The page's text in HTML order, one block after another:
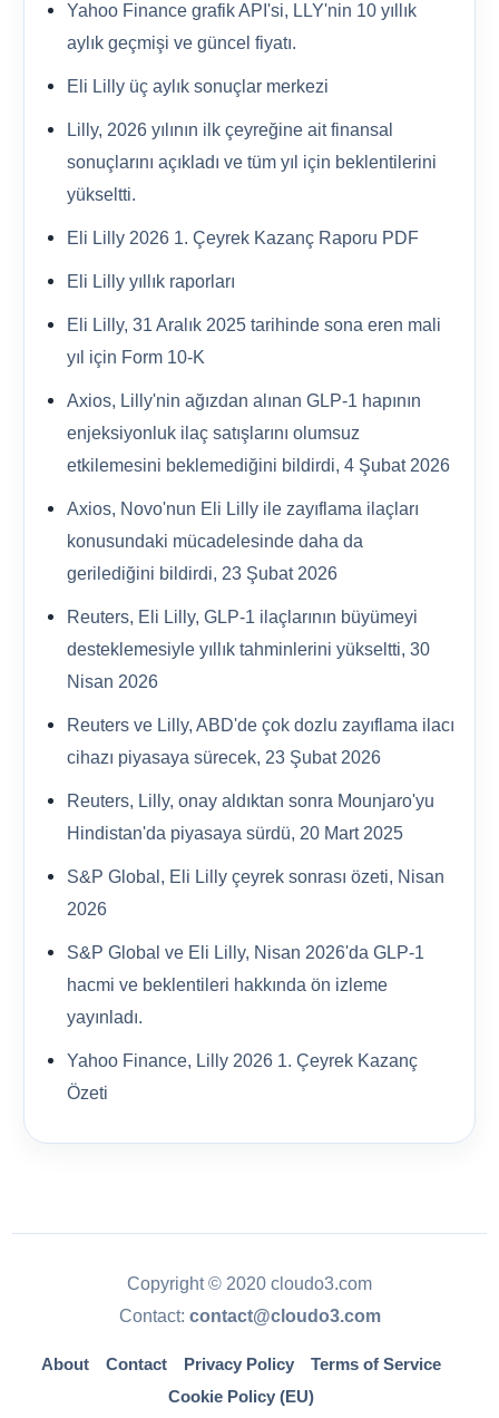
Yahoo Finance grafik API'si, LLY'nin 10 yıllık
aylık geçmişi ve güncel fiyatı.
Eli Lilly üç aylık sonuçlar merkezi
Lilly, 2026 yılının ilk çeyreğine ait finansal
sonuçlarını açıkladı ve tüm yıl için beklentilerini
yükseltti.
Eli Lilly 2026 1. Çeyrek Kazanç Raporu PDF
Eli Lilly yıllık raporları
Eli Lilly, 31 Aralık 2025 tarihinde sona eren mali
yıl için Form 10-K
Axios, Lilly'nin ağızdan alınan GLP-1 hapının
enjeksiyonluk ilaç satışlarını olumsuz
etkilemesini beklemediğini bildirdi, 4 Şubat 2026
Axios, Novo'nun Eli Lilly ile zayıflama ilaçları
konusundaki mücadelesinde daha da
gerilediğini bildirdi, 23 Şubat 2026
Reuters, Eli Lilly, GLP-1 ilaçlarının büyümeyi
desteklemesiyle yıllık tahminlerini yükseltti, 30
Nisan 2026
Reuters ve Lilly, ABD'de çok dozlu zayıflama ilacı
cihazı piyasaya sürecek, 23 Şubat 2026
Reuters, Lilly, onay aldıktan sonra Mounjaro'yu
Hindistan'da piyasaya sürdü, 20 Mart 2025
S&P Global, Eli Lilly çeyrek sonrası özeti, Nisan
2026
S&P Global ve Eli Lilly, Nisan 2026'da GLP-1
hacmi ve beklentileri hakkında ön izleme
yayınladı.
Yahoo Finance, Lilly 2026 1. Çeyrek Kazanç
Özeti
Copyright © 2020 cloudo3.com
Contact: contact@cloudo3.com
About Contact Privacy Policy
Terms of Service
Cookie Policy (EU)